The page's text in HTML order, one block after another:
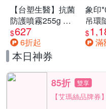
【台塑生醫】抗菌
防護噴霧255g 三
入組
$627
6折起
象印
吊環
$
滿
本日神券
85折 雙享
【艾瑪絲品牌券
享85折！